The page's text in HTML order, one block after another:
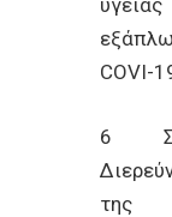
COVI-
6
της